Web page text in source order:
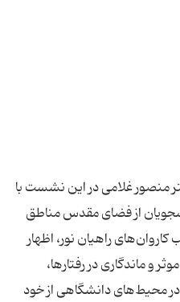
منصور غلامی در این نشست با
از فضای مقدس مناطق
راهیان نور، اظهار
و ماندگاری در رفتارها،
محیط‌های دانشگاهی از خود